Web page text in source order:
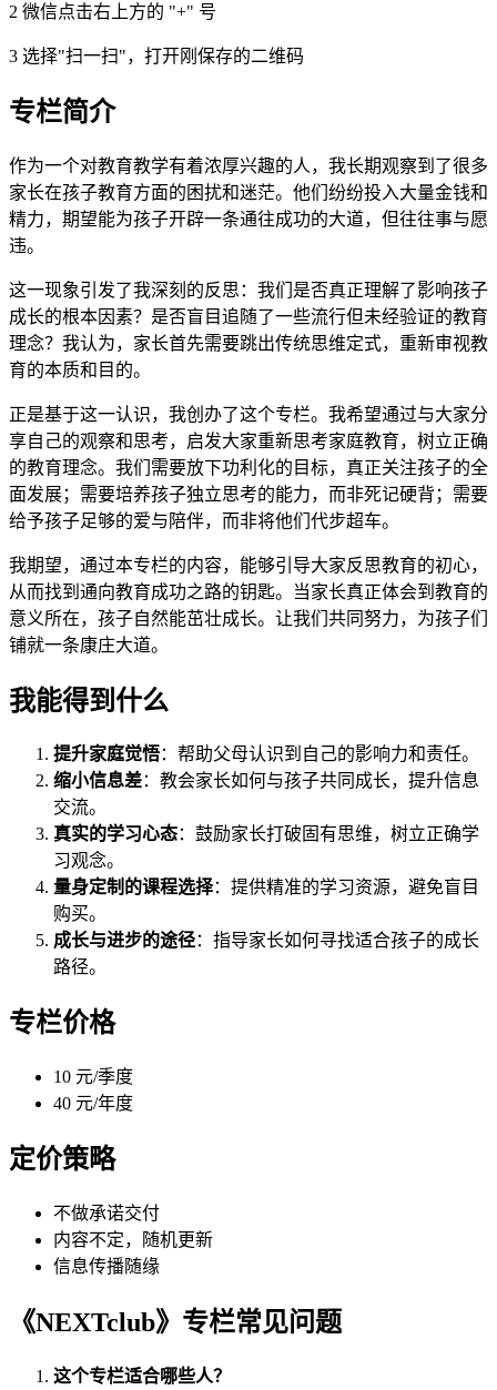
2 微信点击右上方的 "+" 号
3 选择"扫一扫"，打开刚保存的二维码
专栏简介
作为一个对教育教学有着浓厚兴趣的人，我长期观察到了很多
家长在孩子教育方面的困扰和迷茫。他们纷纷投入大量金钱和
精力，期望能为孩子开辟一条通往成功的大道，但往往事与愿
违。
这一现象引发了我深刻的反思：我们是否真正理解了影响孩子
成长的根本因素？是否盲目追随了一些流行但未经验证的教育
理念？我认为，家长首先需要跳出传统思维定式，重新审视教
育的本质和目的。
正是基于这一认识，我创办了这个专栏。我希望通过与大家分
享自己的观察和思考，启发大家重新思考家庭教育，树立正确
的教育理念。我们需要放下功利化的目标，真正关注孩子的全
面发展；需要培养孩子独立思考的能力，而非死记硬背；需要
给予孩子足够的爱与陪伴，而非将他们代步超车。
我期望，通过本专栏的内容，能够引导大家反思教育的初心，
从而找到通向教育成功之路的钥匙。当家长真正体会到教育的
意义所在，孩子自然能茁壮成长。让我们共同努力，为孩子们
铺就一条康庄大道。
我能得到什么
提升家庭觉悟：帮助父母认识到自己的影响力和责任。
缩小信息差：教会家长如何与孩子共同成长，提升信息
交流。
真实的学习心态：鼓励家长打破固有思维，树立正确学
习观念。
量身定制的课程选择：提供精准的学习资源，避免盲目
购买。
成长与进步的途径：指导家长如何寻找适合孩子的成长
路径。
专栏价格
10 元/季度
40 元/年度
定价策略
不做承诺交付
内容不定，随机更新
信息传播随缘
《NEXTclub》专栏常见问题
这个专栏适合哪些人？